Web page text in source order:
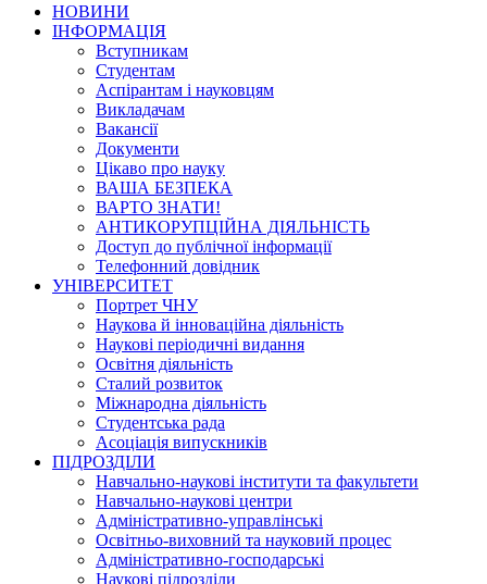
НОВИНИ
ІНФОРМАЦІЯ
Вступникам
Студентам
Аспірантам і науковцям
Викладачам
Вакансії
Документи
Цікаво про науку
ВАША БЕЗПЕКА
ВАРТО ЗНАТИ!
АНТИКОРУПЦІЙНА ДІЯЛЬНІСТЬ
Доступ до публічної інформації
Телефонний довідник
УНІВЕРСИТЕТ
Портрет ЧНУ
Наукова й інноваційна діяльність
Наукові періодичні видання
Освітня діяльність
Сталий розвиток
Міжнародна діяльність
Студентська рада
Асоціація випускників
ПІДРОЗДІЛИ
Навчально-наукові інститути та факультети
Навчально-наукові центри
Адміністративно-управлінські
Освітньо-виховний та науковий процес
Адміністративно-господарські
Наукові підрозділи